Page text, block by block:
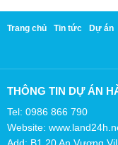
Trang chủ Tin tức Dự án
THÔNG TIN DỰ ÁN
Tel: 0986 866 790
Website: